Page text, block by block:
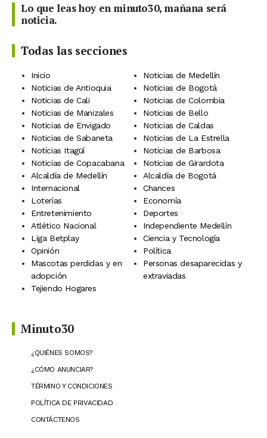
Lo que leas hoy en minuto30, mañana será
noticia.
Todas las secciones
Inicio
Noticias de Medellín
Noticias de Antioquia
Noticias de Bogotá
Noticias de Cali
Noticias de Colombia
Noticias de Manizales
Noticias de Bello
Noticias de Envigado
Noticias de Caldas
Noticias de Sabaneta
Noticias de La Estrella
Noticias Itagüí
Noticias de Barbosa
Noticias de Copacabana
Noticias de Girardota
Alcaldía de Medellín
Alcaldía de Bogotá
Internacional
Chances
Loterías
Economía
Entretenimiento
Deportes
Atlético Nacional
Independiente Medellín
Liga Betplay
Ciencia y Tecnología
Opinión
Política
Mascotas perdidas y en
adopción
Personas desaparecidas y
extraviadas
Tejiendo Hogares
Minuto30
¿QUIÉNES SOMOS?
¿CÓMO ANUNCIAR?
TÉRMINO Y CONDICIONES
POLÍTICA DE PRIVACIDAD
CONTÁCTENOS